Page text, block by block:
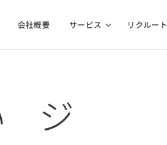
会社概要 サービス リクルート
ジ